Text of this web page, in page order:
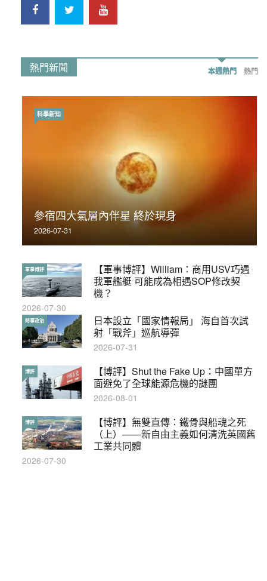
熱門新聞 本週熱門 熱門
參宿四大氣層內伴星 終於現身
2026-07-31
科學新知
【軍事博評】William：商用USV巧遇
我軍艦艇 可能成為相遇SOP修改契
機？
軍事博評
2026-07-30
日本設立「國家情報局」 海自首次試
射「戰斧」巡航導彈
時事政治
2026-07-31
【博評】Shut the Fake Up：中國單方
面避免了全球能源危機的謎團
博評
2026-08-01
【博評】無雙直傳：鐵骨與船魂之死
（上）——新自由主義如何清洗英國舊
工業共同體
博評
2026-07-30
荃灣反黑組「砌生豬肉」砌錯O記臥底4警員
被控
2019-11-01
時事政治
【輕百科】被抽中當陪審員能拒絕嗎？
輕百科
2017-10-17
【輕盤點】集會遊行陸續有來？一文盡
覽8月示威活動
輕盤點
2019-08-30
本港保護兒童法例雜亂互相矛盾家長易
墮法網
特稿
2019-05-21
【輕百科】甚麼按摩院要領牌？顧客涉
及刑責嗎？
輕百科
2021-05-13